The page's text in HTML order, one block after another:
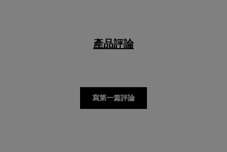
寫第一篇評論